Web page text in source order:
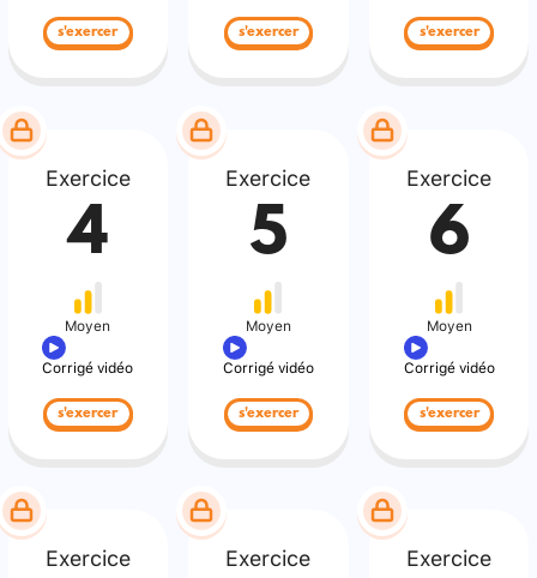
s'exercer s'exercer s'exercer
Exercice
4
Moyen
Corrigé vidéo
s'exercer
Exercice
5
Moyen
Corrigé vidéo
s'exercer
Exercice
6
Moyen
Corrigé vidéo
s'exercer
Exercice Exercice Exercice